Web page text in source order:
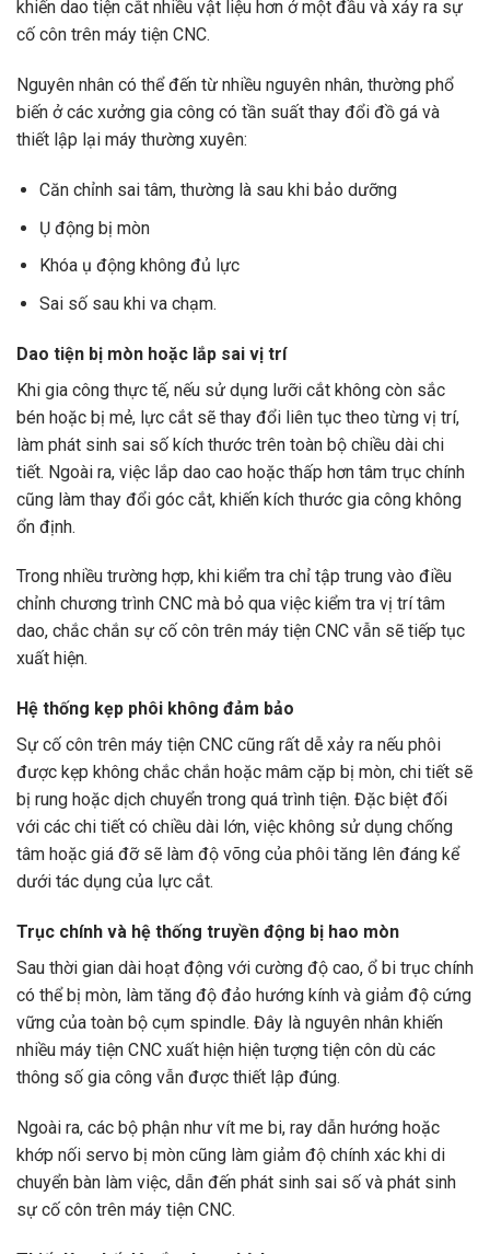
khiến dao tiện cắt nhiều vật liệu hơn ở một đầu và xảy ra sự
cố côn trên máy tiện CNC.
Nguyên nhân có thể đến từ nhiều nguyên nhân, thường phổ
biến ở các xưởng gia công có tần suất thay đổi đồ gá và
thiết lập lại máy thường xuyên:
Căn chỉnh sai tâm, thường là sau khi bảo dưỡng
Ụ động bị mòn
Khóa ụ động không đủ lực
Sai số sau khi va chạm.
Dao tiện bị mòn hoặc lắp sai vị trí
Khi gia công thực tế, nếu sử dụng lưỡi cắt không còn sắc
bén hoặc bị mẻ, lực cắt sẽ thay đổi liên tục theo từng vị trí,
làm phát sinh sai số kích thước trên toàn bộ chiều dài chi
tiết. Ngoài ra, việc lắp dao cao hoặc thấp hơn tâm trục chính
cũng làm thay đổi góc cắt, khiến kích thước gia công không
ổn định.
Trong nhiều trường hợp, khi kiểm tra chỉ tập trung vào điều
chỉnh chương trình CNC mà bỏ qua việc kiểm tra vị trí tâm
dao, chắc chắn sự cố côn trên máy tiện CNC vẫn sẽ tiếp tục
xuất hiện.
Hệ thống kẹp phôi không đảm bảo
Sự cố côn trên máy tiện CNC cũng rất dễ xảy ra nếu phôi
được kẹp không chắc chắn hoặc mâm cặp bị mòn, chi tiết sẽ
bị rung hoặc dịch chuyển trong quá trình tiện. Đặc biệt đối
với các chi tiết có chiều dài lớn, việc không sử dụng chống
tâm hoặc giá đỡ sẽ làm độ võng của phôi tăng lên đáng kể
dưới tác dụng của lực cắt.
Trục chính và hệ thống truyền động bị hao mòn
Sau thời gian dài hoạt động với cường độ cao, ổ bi trục chính
có thể bị mòn, làm tăng độ đảo hướng kính và giảm độ cứng
vững của toàn bộ cụm spindle. Đây là nguyên nhân khiến
nhiều máy tiện CNC xuất hiện hiện tượng tiện côn dù các
thông số gia công vẫn được thiết lập đúng.
Ngoài ra, các bộ phận như vít me bi, ray dẫn hướng hoặc
khớp nối servo bị mòn cũng làm giảm độ chính xác khi di
chuyển bàn làm việc, dẫn đến phát sinh sai số và phát sinh
sự cố côn trên máy tiện CNC.